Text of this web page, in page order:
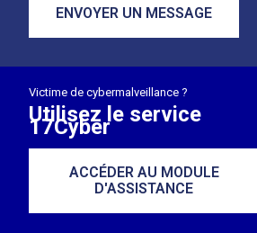
ENVOYER UN MESSAGE
Victime de cybermalveillance ?
Utilisez le service
17Cyber
ACCÉDER AU MODULE
D'ASSISTANCE